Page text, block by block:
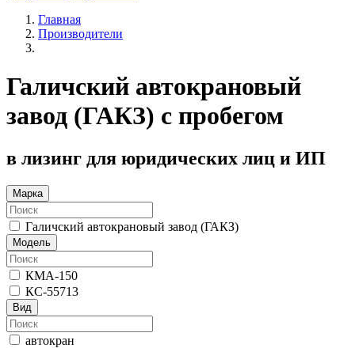
Главная
Производители
Галичский автокрановый
завод (ГАКЗ) с пробегом
в лизинг для юридических лиц и ИП
Марка
Галичский автокрановый завод (ГАКЗ)
Модель
КМА-150
КС-55713
Вид
автокран